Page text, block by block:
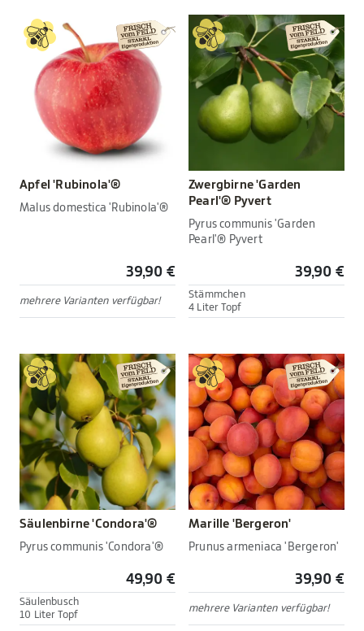
Apfel 'Rubinola'®
Malus domestica 'Rubinola'®
39,90 €
mehrere Varianten verfügbar!
Zwergbirne 'Garden
Pearl'® Pyvert
Pyrus communis 'Garden
Pearl'® Pyvert
39,90 €
Stämmchen
4 Liter Topf
Säulenbirne 'Condora'®
Pyrus communis 'Condora'®
49,90 €
Säulenbusch
10 Liter Topf
Marille 'Bergeron'
Prunus armeniaca 'Bergeron'
39,90 €
mehrere Varianten verfügbar!